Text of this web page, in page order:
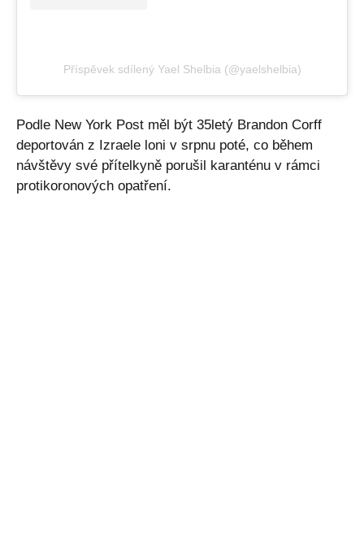
Příspěvek sdílený Yael Shelbia (@yaelshelbia)
Podle New York Post měl být 35letý Brandon Corff
deportován z Izraele loni v srpnu poté, co během
návštěvy své přítelkyně porušil karanténu v rámci
protikoronových opatření.